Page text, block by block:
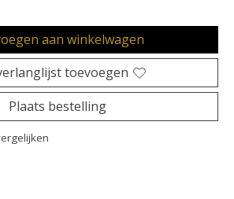
aan winkelwagen
toevoegen
Plaats bestelling